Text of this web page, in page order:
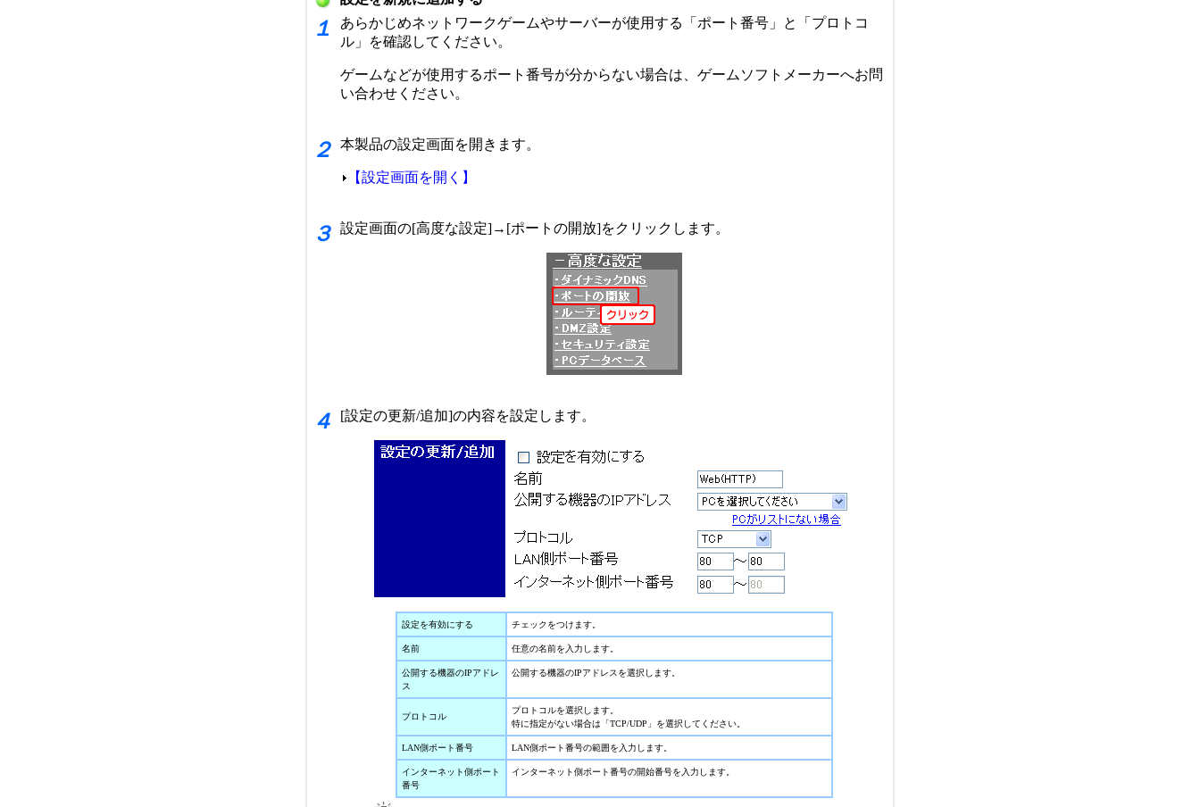
１
あらかじめネットワークゲームやサーバーが使用する「ポート番号」と「プロトコ
ル」を確認してください。
ゲームなどが使用するポート番号が分からない場合は、ゲームソフトメーカーへお問
い合わせください。
２ 本製品の設定画面を開きます。
【設定画面を開く】
３ 設定画面の[高度な設定]→[ポートの開放]をクリックします。
４ [設定の更新/追加]の内容を設定します。
設定を有効にする チェックをつけます。
名前 任意の名前を入力します。
公開する機器のIPアドレ
ス
公開する機器のIPアドレスを選択します。
プロトコル
プロトコルを選択します。
特に指定がない場合は「TCP/UDP」を選択してください。
LAN側ポート番号 LAN側ポート番号の範囲を入力します。
インターネット側ポート
番号
インターネット側ポート番号の開始番号を入力します。